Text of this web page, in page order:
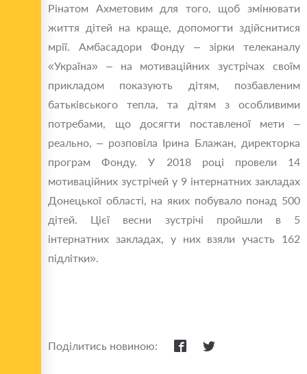
Рінатом Ахметовим для того, щоб змінювати
життя дітей на краще, допомогти здійснитися
мрії. Амбасадори Фонду – зірки телеканалу
«Україна» – на мотиваційних зустрічах своїм
прикладом показують дітям, позбавленим
батьківського тепла, та дітям з особливими
потребами, що досягти поставленої мети –
реально, – розповіла Ірина Блажан, директорка
програм Фонду. У 2018 році провели 14
мотиваційних зустрічей у 9 інтернатних закладах
Донецької області, на яких побувало понад 500
дітей. Цієї весни зустрічі пройшли в 5
інтернатних закладах, у них взяли участь 162
підлітки».
Поділитись новиною: